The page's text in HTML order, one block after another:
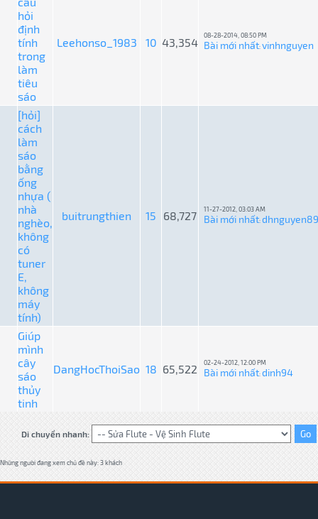
hỏi
định
tính
trong
làm
tiêu
sáo
Leehonso_1983 10 43,354
08-28-2014, 08:50 PM
Bài mới nhất:vinhnguyen
[hỏi]
cách
làm
sáo
bằng
ống
nhựa (
nhà
nghèo,
không
có
tuner
E,
không
máy
tính)
buitrungthien 15 68,727 11-27-2012, 03:03 AM
Bài mới nhất:dhnguyen89
Giúp
mình
cây
sáo
thủy
tinh
DangHocThoiSao 18 65,522 02-24-2012, 12:00 PM
Bài mới nhất:dinh94
Di chuyển nhanh:
Những người đang xem chủ đề này: 3 khách